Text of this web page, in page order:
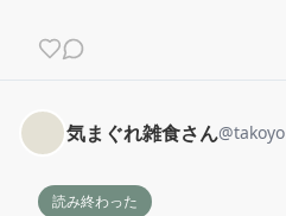
気まぐれ雑食さん@takoyo
読み終わった